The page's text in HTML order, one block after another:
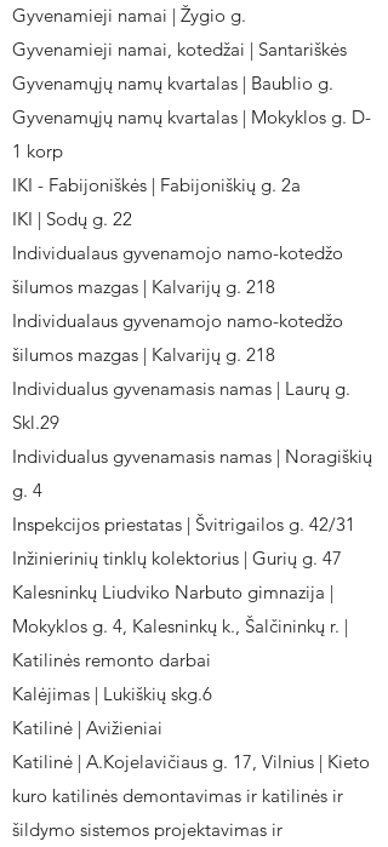
Gyvenamieji namai | Žygio g.
Gyvenamieji namai, kotedžai | Santariškės
Gyvenamųjų namų kvartalas | Baublio g.
Gyvenamųjų namų kvartalas | Mokyklos g. D-
1 korp
IKI - Fabijoniškės | Fabijoniškių g. 2a
IKI | Sodų g. 22
Individualaus gyvenamojo namo-kotedžo
šilumos mazgas | Kalvarijų g. 218
Individualaus gyvenamojo namo-kotedžo
šilumos mazgas | Kalvarijų g. 218
Individualus gyvenamasis namas | Laurų g.
Skl.29
Individualus gyvenamasis namas | Noragiškių
g. 4
Inspekcijos priestatas | Švitrigailos g. 42/31
Inžinierinių tinklų kolektorius | Gurių g. 47
Kalesninkų Liudviko Narbuto gimnazija |
Mokyklos g. 4, Kalesninkų k., Šalčininkų r. |
Katilinės remonto darbai
Kalėjimas | Lukiškių skg.6
Katilinė | Avižieniai
Katilinė | A.Kojelavičiaus g. 17, Vilnius | Kieto
kuro katilinės demontavimas ir katilinės ir
šildymo sistemos projektavimas ir